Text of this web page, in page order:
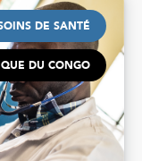
DE SANTÉ
DU CONGO